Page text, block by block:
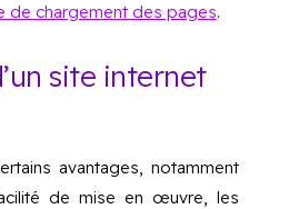
de chargement des pages.
site internet
avantages, notamment
de mise en œuvre, les